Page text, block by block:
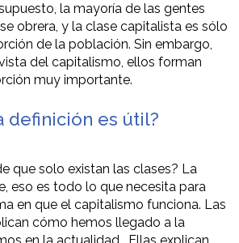
la mayoría de las gentes
obrera, y la clase capitalista es sólo
de la población. Sin embargo,
del capitalismo, ellos forman
muy importante.
definición es útil?
que solo existan las clases? La
eso es todo lo que necesita para
en que el capitalismo funciona. Las
cómo hemos llegado a la